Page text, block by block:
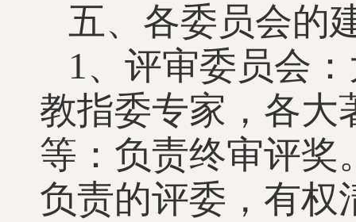
五、各委员会的
1、评审委员会
教指委专家，各大
等：负责终审评奖
负责的评委，有权